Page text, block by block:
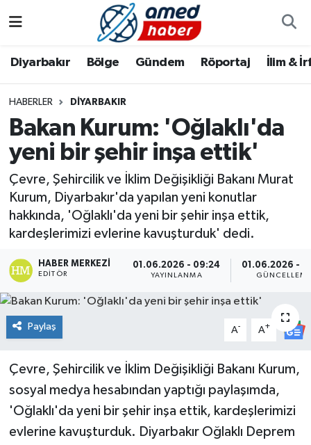
Diyarbakır Bölge Gündem Röportaj İlim &
HABERLER DIYARBAKIR
Bakan Kurum: 'Oğlaklı'da
yeni bir şehir inşa ettik'
Çevre, Şehircilik ve İklim Değişikliği Bakanı Murat
Kurum, Diyarbakır'da yapılan yeni konutlar
hakkında, 'Oğlaklı'da yeni bir şehir inşa ettik,
kardeşlerimizi evlerine kavuşturduk' dedi.
HABER MERKEZI
EDITÖR
01.06.2026 - 09:24
YAYINLANMA
01.06.2026 -
Paylaş A- A+
Çevre, Şehircilik ve İklim Değişikliği Bakanı Kurum,
sosyal medya hesabından yaptığı paylaşımda,
'Oğlaklı'da yeni bir şehir inşa ettik, kardeşlerimizi
evlerine kavuşturduk. Diyarbakır Oğlaklı Deprem
Bölge
Röportaj
Foto Galeri
Yazarlar
Aile
Asayiş
Bilim & Teknoloji
Bölge
Dünya
Eğitim
Ekonomi
Genel
Güncel
Gündem
Diyarbakır Hava Durumu
Diyarbakır Namaz Vakitleri
Diyarbakır Trafik Yoğunluk Haritası
Süper Lig Puan Durumu ve Fikstür
Tüm Manşetler
Son Dakika Haberleri
Haber Arşivi